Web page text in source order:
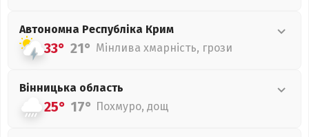
Автономна Республіка Крим
33° 21° Мінлива хмарність, грози
Вінницька область
25° 17° Похмуро, дощ